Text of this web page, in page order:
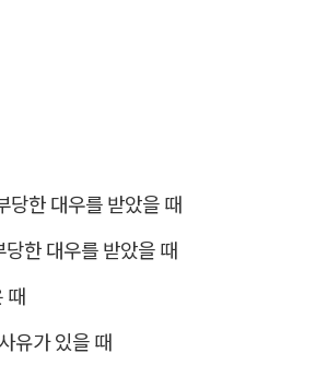
한 대우를 받았을 때
한 대우를 받았을 때
때
유가 있을 때